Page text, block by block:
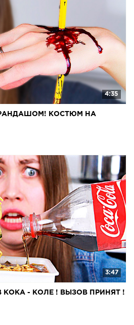
4:35
КОСТЮМ НА
3:47
- КОЛЕ ! ВЫЗОВ ПРИНЯТ !